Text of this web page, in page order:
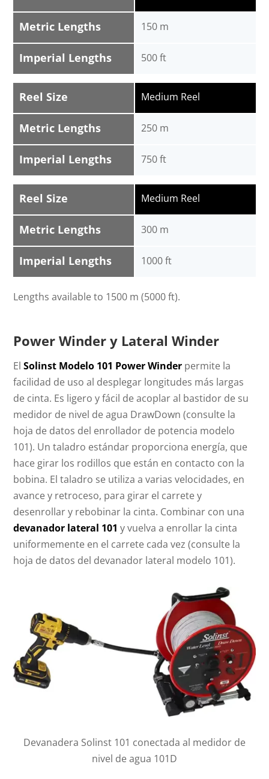
Metric Lengths
Imperial Lengths
150 m
500 ft
Reel Size
Metric Lengths
Imperial Lengths
Medium Reel
250 m
750 ft
Reel Size
Metric Lengths
Imperial Lengths
Medium Reel
300 m
1000 ft
Lengths available to 1500 m (5000 ft).
Power Winder y Lateral Winder
ElSolinst Modelo 101 Power Winder permite la
facilidad de uso al desplegar longitudes más largas
de cinta. Es ligero y fácil de acoplar al bastidor de su
medidor de nivel de agua DrawDown (consulte la
hoja de datos del enrollador de potencia modelo
101). Un taladro estándar proporciona energía, que
hace girar los rodillos que están en contacto con la
bobina. El taladro se utiliza a varias velocidades, en
avance y retroceso, para girar el carrete y
desenrollar y rebobinar la cinta. Combinar con una
devanador lateral 101 y vuelva a enrollar la cinta
uniformemente en el carrete cada vez (consulte la
hoja de datos del devanador lateral modelo 101).
Devanadera Solinst 101 conectada al medidor de
nivel de agua 101D